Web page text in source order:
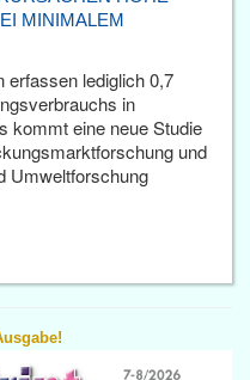
MINIMALEM
erfassen lediglich 0,7
in
kommt eine neue Studie
und
Umweltforschung